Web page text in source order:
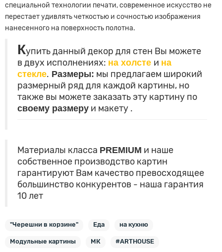
специальной технологии печати, современное искусство не
перестает удивлять четкостью и сочностью изображения
нанесенного на поверхность полотна.
Купить данный декор для стен Вы можете
в двух исполнениях: на холсте и на
стекле. Размеры: мы предлагаем широкий
размерный ряд для каждой картины, но
также вы можете заказать эту картину по
своему размеру и макету .
Материалы класса PREMIUM и наше
собственное производство картин
гарантируют Вам качество превосходящее
большинство конкурентов - наша гарантия
10 лет
"Черешни в корзине" Еда на кухню
Модульные картины МК #ARTHOUSE